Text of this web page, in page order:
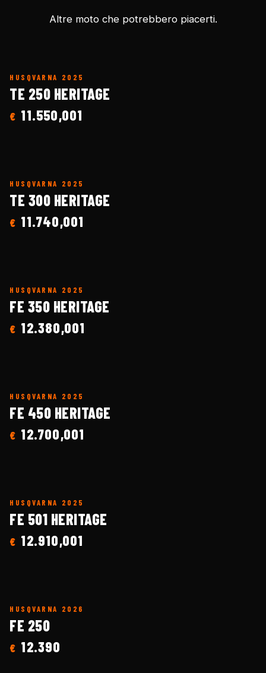
Altre moto che potrebbero piacerti.
HUSQVARNA 2025
TE 250 HERITAGE
€ 11.550,001
HUSQVARNA 2025
TE 300 HERITAGE
€ 11.740,001
HUSQVARNA 2025
FE 350 HERITAGE
€ 12.380,001
HUSQVARNA 2025
FE 450 HERITAGE
€ 12.700,001
HUSQVARNA 2025
FE 501 HERITAGE
€ 12.910,001
HUSQVARNA 2026
FE 250
€ 12.390